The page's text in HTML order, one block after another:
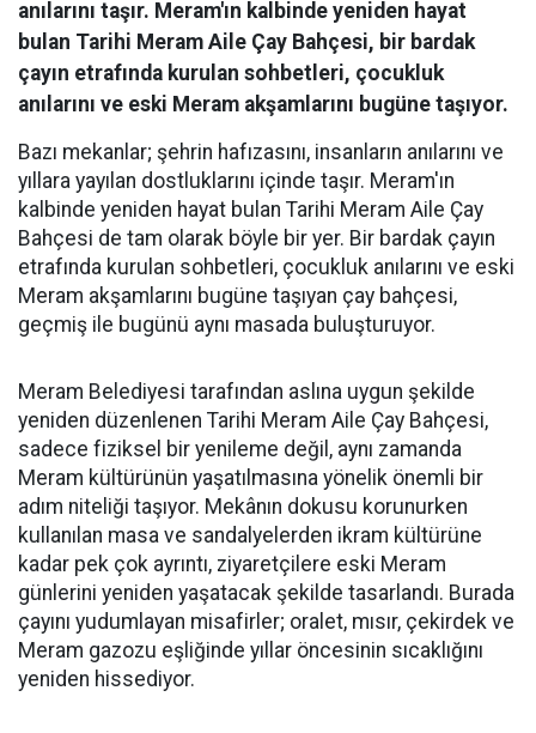
anılarını taşır. Meram'ın kalbinde yeniden hayat
bulan Tarihi Meram Aile Çay Bahçesi, bir bardak
çayın etrafında kurulan sohbetleri, çocukluk
anılarını ve eski Meram akşamlarını bugüne taşıyor.
Bazı mekanlar; şehrin hafızasını, insanların anılarını ve
yıllara yayılan dostluklarını içinde taşır. Meram'ın
kalbinde yeniden hayat bulan Tarihi Meram Aile Çay
Bahçesi de tam olarak böyle bir yer. Bir bardak çayın
etrafında kurulan sohbetleri, çocukluk anılarını ve eski
Meram akşamlarını bugüne taşıyan çay bahçesi,
geçmiş ile bugünü aynı masada buluşturuyor.
Meram Belediyesi tarafından aslına uygun şekilde
yeniden düzenlenen Tarihi Meram Aile Çay Bahçesi,
sadece fiziksel bir yenileme değil, aynı zamanda
Meram kültürünün yaşatılmasına yönelik önemli bir
adım niteliği taşıyor. Mekânın dokusu korunurken
kullanılan masa ve sandalyelerden ikram kültürüne
kadar pek çok ayrıntı, ziyaretçilere eski Meram
günlerini yeniden yaşatacak şekilde tasarlandı. Burada
çayını yudumlayan misafirler; oralet, mısır, çekirdek ve
Meram gazozu eşliğinde yıllar öncesinin sıcaklığını
yeniden hissediyor.